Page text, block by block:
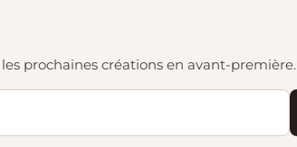
prochaines créations en avant-première.